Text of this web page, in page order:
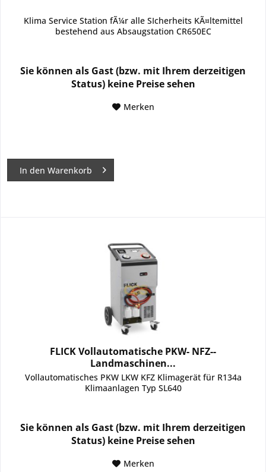
Klima Service Station fÃ¼r alle SIcherheits KÃ¤ltemittel
bestehend aus Absaugstation CR650EC
Sie können als Gast (bzw. mit Ihrem derzeitigen
Status) keine Preise sehen
Merken
In den Warenkorb
FLICK Vollautomatische PKW- NFZ--
Landmaschinen...
Vollautomatisches PKW LKW KFZ Klimagerät für R134a
Klimaanlagen Typ SL640
Sie können als Gast (bzw. mit Ihrem derzeitigen
Status) keine Preise sehen
Merken